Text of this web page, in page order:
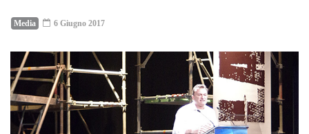
Media 6 Giugno 2017